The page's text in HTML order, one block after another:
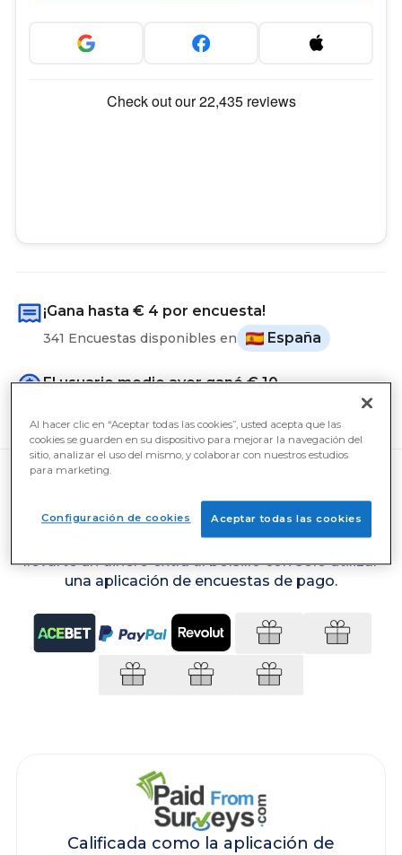
¡Gana hasta € 4 por encuesta!
341 Encuestas disponibles en España
El usuario medio ayer ganó€ 10
Simplemente expresando tus opiniones sobre
temas de actualidad, qué detergente utilizas o
qué serie de televisión prefieres ver, puedes
llevarte un dinero extra al bolsillo con sólo utilizar
una aplicación de encuestas de pago.
Calificada como la aplicación de
Al hacer clic en “Aceptar todas las cookies”, usted acepta que las
cookies se guarden en su dispositivo para mejorar la navegación del
sitio, analizar el uso del mismo, y colaborar con nuestros estudios
para marketing.
Aceptar todas las cookies
Configuración de cookies